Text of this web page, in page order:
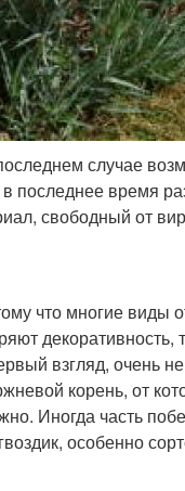
случае
последнее время
свободный от
что многие виды
декоративность,
взгляд, очень
корень, от
Иногда часть
особенно